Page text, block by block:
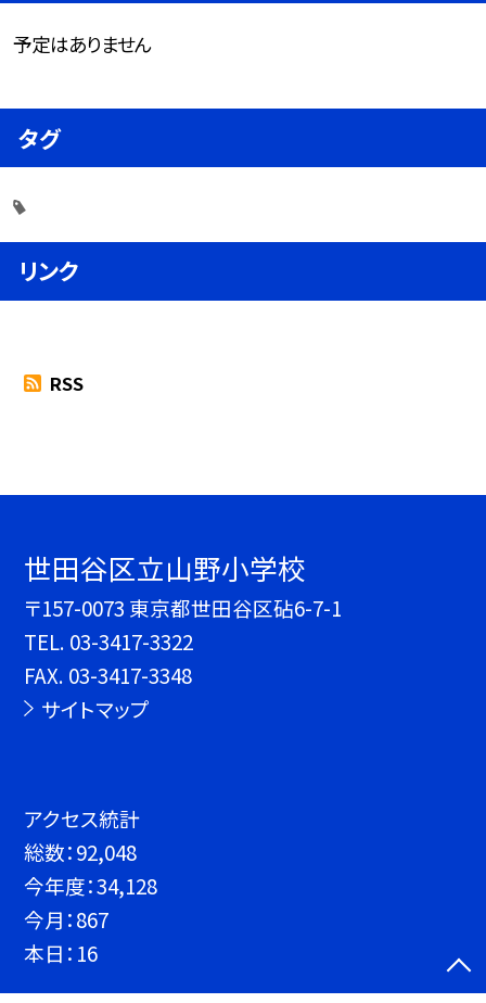
予定はありません
タグ
リンク
RSS
世田谷区立山野小学校
〒157-0073 東京都世田谷区砧6-7-1
TEL. 03-3417-3322
FAX. 03-3417-3348
サイトマップ
アクセス統計
総数：92,048
今年度：34,128
今月：867
本日： 16